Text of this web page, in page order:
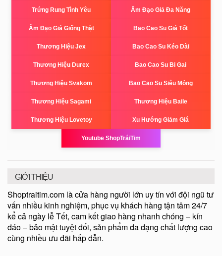
Trứng Rung Tình Yêu Âm Đạo Giả Đa Năng
Âm Đạo Giả Giống Thật Bao Cao Su Giá Tốt
Thương Hiệu Jex Bao Cao Su Kéo Dài
Thương Hiệu Durex Bao Cao Su Bi Gai
Thương Hiệu Svakom Bao Cao Su Siêu Mỏng
Thương Hiệu Sagami Thương Hiệu Baile
Thương Hiệu Lovetoy Xu Hướng Giảm Giá
Youtube ShopTráiTim
GIỚI THIỆU
Shoptraitim.com là cửa hàng người lớn uy tín với đội ngũ tư
vấn nhiều kinh nghiệm, phục vụ khách hàng tận tâm 24/7
kể cả ngày lễ Tết, cam kết giao hàng nhanh chóng – kín
đáo – bảo mật tuyệt đối, sản phẩm đa dạng chất lượng cao
cùng nhiều ưu đãi hấp dẫn.